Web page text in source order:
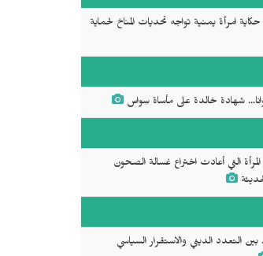
امرأة يمنية تواجه تحديات المناخ لحماية
شهادة خالدة على مأساة سِواس
التي أعادت اختراع غسالة الصحون
التعدد الديني والاستقرار السياسي